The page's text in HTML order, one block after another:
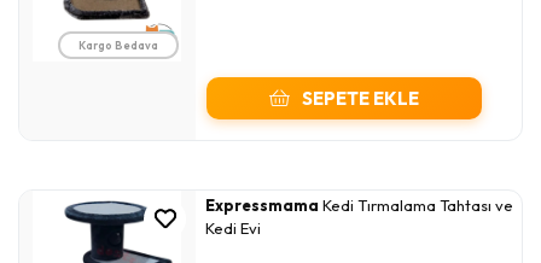
Kargo Bedava
SEPETE EKLE
Expressmama Kedi Tırmalama Tahtası ve
Kedi Evi